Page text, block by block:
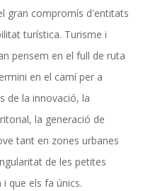
gran compromís d'entitats
turística. Turisme i
pensem en el full de ruta
en el camí per a
de la innovació, la
la generació de
tant en zones urbanes
de les petites
que els fa únics.